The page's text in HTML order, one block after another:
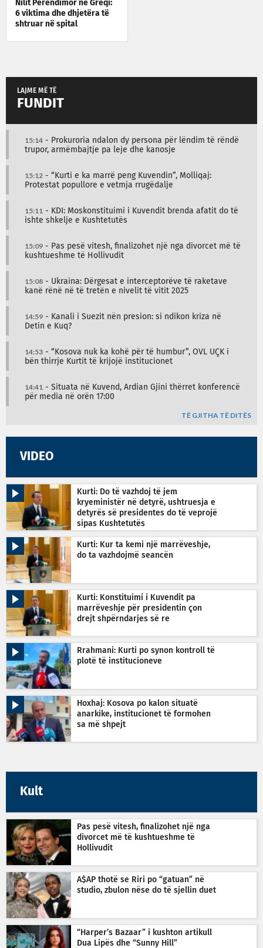
Nilit Perëndimor në Greqi:
6 viktima dhe dhjetëra të
shtruar në spital
LAJME MË TË
FUNDIT
15:14 - Prokuroria ndalon dy persona për lëndim të rëndë
trupor, armëmbajtje pa leje dhe kanosje
15:12 - “Kurti e ka marrë peng Kuvendin”, Molliqaj:
Protestat popullore e vetmja rrugëdalje
15:11 - KDI: Moskonstituimi i Kuvendit brenda afatit do të
ishte shkelje e Kushtetutës
15:09 - Pas pesë vitesh, finalizohet një nga divorcet më të
kushtueshme të Hollivudit
15:08 - Ukraina: Dërgesat e interceptorëve të raketave
kanë rënë në të tretën e nivelit të vitit 2025
14:59 - Kanali i Suezit nën presion: si ndikon kriza në
Detin e Kuq?
14:53 - “Kosova nuk ka kohë për të humbur”, OVL UÇK i
bën thirrje Kurtit të krijojë institucionet
14:41 - Situata në Kuvend, Ardian Gjini thërret konferencë
për media në orën 17:00
TË GJITHA TË DITËS
VIDEO
Kurti: Do të vazhdoj të jem
kryeministër në detyrë, ushtruesja e
detyrës së presidentes do të veprojë
sipas Kushtetutës
Kurti: Kur ta kemi një marrëveshje,
do ta vazhdojmë seancën
Kurti: Konstituimi i Kuvendit pa
marrëveshje për presidentin çon
drejt shpërndarjes së re
Rrahmani: Kurti po synon kontroll të
plotë të institucioneve
Hoxhaj: Kosova po kalon situatë
anarkike, institucionet të formohen
sa më shpejt
Kult
Pas pesë vitesh, finalizohet një nga
divorcet më të kushtueshme të
Hollivudit
A$AP thotë se Riri po “gatuan” në
studio, zbulon nëse do të sjellin duet
“Harper’s Bazaar” i kushton artikull
Dua Lipës dhe “Sunny Hill”